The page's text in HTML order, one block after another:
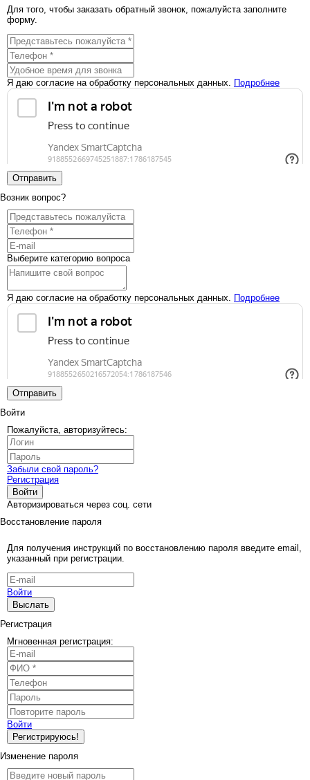
Для того, чтобы заказать обратный звонок, пожалуйста заполните
форму.
Я даю согласие на обработку персональных данных. Подробнее
Отправить
Возник вопрос?
Выберите категорию вопроса
Я даю согласие на обработку персональных данных. Подробнее
Отправить
Войти
Пожалуйста, авторизуйтесь:
Забыли свой пароль?
Регистрация
Войти
Авторизироваться через соц. сети
Восстановление пароля
Для получения инструкций по восстановлению пароля введите email,
указанный при регистрации.
Войти
Выслать
Регистрация
Мгновенная регистрация:
Войти
Регистрируюсь!
Изменение пароля